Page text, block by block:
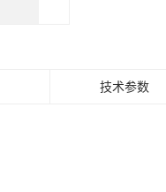
技术参数